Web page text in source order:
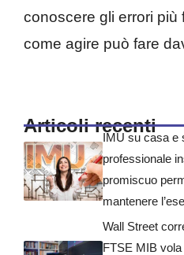
conoscere gli errori più
come agire può fare
Articoli recenti
IMU su casa e
professionale
promiscuo
mantenere
Wall Street
FTSE MIB vola